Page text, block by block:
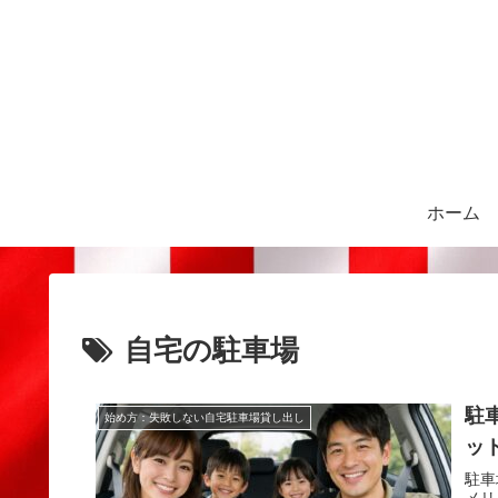
ホーム
自宅の駐車場
始め方：失敗しない自宅駐車場貸し出し
駐
ッ
駐